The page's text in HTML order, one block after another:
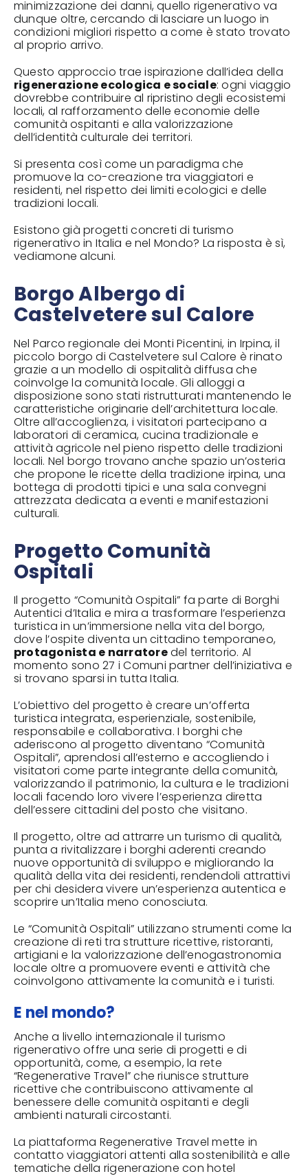
minimizzazione dei danni, quello rigenerativo va
dunque oltre, cercando di lasciare un luogo in
condizioni migliori rispetto a come è stato trovato
al proprio arrivo.
Questo approccio trae ispirazione dall’idea della
rigenerazione ecologica e sociale: ogni viaggio
dovrebbe contribuire al ripristino degli ecosistemi
locali, al rafforzamento delle economie delle
comunità ospitanti e alla valorizzazione
dell’identità culturale dei territori.
Si presenta così come un paradigma che
promuove la co-creazione tra viaggiatori e
residenti, nel rispetto dei limiti ecologici e delle
tradizioni locali.
Esistono già progetti concreti di turismo
rigenerativo in Italia e nel Mondo? La risposta è sì,
vediamone alcuni.
Borgo Albergo di
Castelvetere sul Calore
Nel Parco regionale dei Monti Picentini, in Irpina, il
piccolo borgo diCastelvetere sul Calore è rinato
grazie a un modello di ospitalità diffusa che
coinvolge la comunità locale. Gli alloggi a
disposizione sono stati ristrutturati mantenendo le
caratteristiche originarie dell’architettura locale.
Oltre all’accoglienza, i visitatori partecipano a
laboratori di ceramica, cucina tradizionale e
attività agricole nel pieno rispetto delle tradizioni
locali. Nel borgo trovano anche spazio un’osteria
che propone le ricette della tradizione irpina, una
bottega di prodotti tipici e una sala convegni
attrezzata dedicata a eventi e manifestazioni
culturali.
Progetto Comunità
Ospitali
Il progetto “Comunità Ospitali” fa parte di Borghi
Autentici d’Italia e mira a trasformare l’esperienza
turistica in un’immersione nella vita del borgo,
dove l’ospite diventa un cittadino temporaneo,
protagonista e narratoredel territorio. Al
momento sono 27 i Comuni partner dell’iniziativa e
si trovano sparsi in tutta Italia.
L’obiettivo del progetto è creare un’offerta
turistica integrata, esperienziale, sostenibile,
responsabile e collaborativa. I borghi che
aderiscono al progetto diventano “Comunità
Ospitali”, aprendosi all’esterno e accogliendo i
visitatori come parte integrante della comunità,
valorizzando il patrimonio, la cultura e le tradizioni
locali facendo loro vivere l’esperienza diretta
dell’essere cittadini del posto che visitano.
Il progetto, oltre ad attrarre un turismo di qualità,
punta a rivitalizzare i borghi aderenti creando
nuove opportunità di sviluppo e migliorando la
qualità della vita dei residenti, rendendoli attrattivi
per chi desidera vivere un’esperienza autentica e
scoprire un’Italia meno conosciuta.
Le “Comunità Ospitali” utilizzano strumenti come la
creazione di reti tra strutture ricettive, ristoranti,
artigiani e la valorizzazione dell’enogastronomia
locale oltre a promuovere eventi e attività che
coinvolgono attivamente la comunità e i turisti.
E nel mondo?
Anche a livello internazionale il turismo
rigenerativo offre una serie di progetti e di
opportunità, come, a esempio, la rete
“Regenerative Travel” che riunisce strutture
ricettive che contribuiscono attivamente al
benessere delle comunità ospitanti e degli
ambienti naturali circostanti.
La piattaforma Regenerative Travel mette in
contatto viaggiatori attenti alla sostenibilità e alle
tematiche della rigenerazione con hotel